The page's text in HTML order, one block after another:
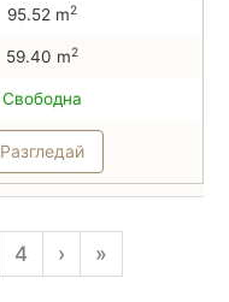
95.52 m2
59.40 m2
Свободна
Разгледай
4 › »